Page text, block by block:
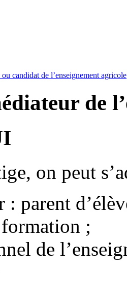
candidat de l’enseignement agricole
de
on peut
: parent
;
de